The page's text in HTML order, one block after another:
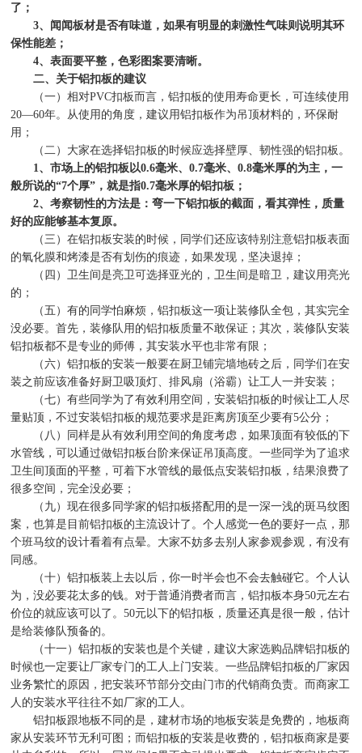
了；
3、闻闻板材是否有味道，如果有明显的刺激性气味则说明其环
保性能差；
4、表面要平整，色彩图案要清晰。
二、关于铝扣板的建议
（一）相对PVC扣板而言，铝扣板的使用寿命更长，可连续使用
20—60年。从使用的角度，建议用铝扣板作为吊顶材料的，环保耐
用；
（二）大家在选择铝扣板的时候应选择壁厚、韧性强的铝扣板。
1、市场上的铝扣板以0.6毫米、0.7毫米、0.8毫米厚的为主，一
般所说的“7个厚” ，就是指0.7毫米厚的铝扣板；
2、考察韧性的方法是：弯一下铝扣板的截面，看其弹性，质量
好的应能够基本复原。
（三）在铝扣板安装的时候，同学们还应该特别注意铝扣板表面
的氧化膜和烤漆是否有划伤的痕迹，如果发现，坚决退掉；
（四）卫生间是亮卫可选择亚光的，卫生间是暗卫，建议用亮光
的；
（五）有的同学怕麻烦，铝扣板这一项让装修队全包，其实完全
没必要。首先，装修队用的铝扣板质量不敢保证；其次，装修队安装
铝扣板都不是专业的师傅，其安装水平也非常有限；
（六）铝扣板的安装一般要在厨卫铺完墙地砖之后，同学们在安
装之前应该准备好厨卫吸顶灯、排风扇（浴霸）让工人一并安装；
（七）有些同学为了有效利用空间，安装铝扣板的时候让工人尽
量贴顶，不过安装铝扣板的规范要求是距离房顶至少要有5公分；
（八）同样是从有效利用空间的角度考虑，如果顶面有较低的下
水管线，可以通过做铝扣板台阶来保证吊顶高度。一些同学为了追求
卫生间顶面的平整，可着下水管线的最低点安装铝扣板，结果浪费了
很多空间，完全没必要；
（九）现在很多同学家的铝扣板搭配用的是一深一浅的斑马纹图
案，也算是目前铝扣板的主流设计了。个人感觉一色的要好一点，那
个班马纹的设计看着有点晕。大家不妨多去别人家参观参观，有没有
同感。
（十）铝扣板装上去以后，你一时半会也不会去触碰它。个人认
为，没必要花太多的钱。对于普通消费者而言，铝扣板本身50元左右
价位的就应该可以了。50元以下的铝扣板，质量还真是很一般，估计
是给装修队预备的。
（十一）铝扣板的安装也是个关键，建议大家选购品牌铝扣板的
时候也一定要让厂家专门的工人上门安装。一些品牌铝扣板的厂家因
业务繁忙的原因，把安装环节部分交由门市的代销商负责。而商家工
人的安装水平往往不如厂家的工人。
铝扣板跟地板不同的是，建材市场的地板安装是免费的，地板商
家从安装环节无利可图；而铝扣板的安装是收费的，铝扣板商家是要